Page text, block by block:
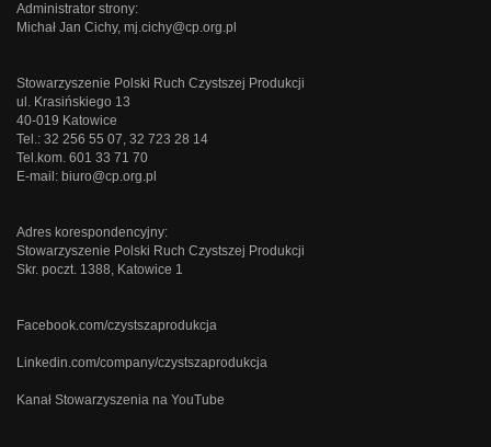
Administrator strony:
Michał Jan Cichy, mj.cichy@cp.org.pl
Stowarzyszenie Polski Ruch Czystszej Produkcji
ul. Krasińskiego 13
40-019 Katowice
Tel.: 32 256 55 07, 32 723 28 14
Tel.kom. 601 33 71 70
E-mail: biuro@cp.org.pl
Adres korespondencyjny:
Stowarzyszenie Polski Ruch Czystszej Produkcji
Skr. poczt. 1388, Katowice 1
Facebook.com/czystszaprodukcja
Linkedin.com/company/czystszaprodukcja
Kanał Stowarzyszenia na YouTube